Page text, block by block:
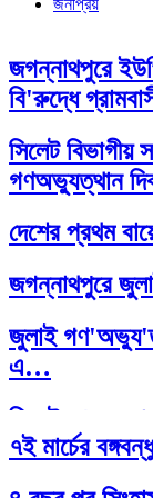
জগন্নাথপুরে
বি'রুদ্ধে
সিলেট বিভাগীয়
গণঅভ্যুত্থান
দেশের প্রথম
জগন্নাথপুরে
জুলাই
এ…
সিলেট
আলোচনা সভা
৭ই মার্চের